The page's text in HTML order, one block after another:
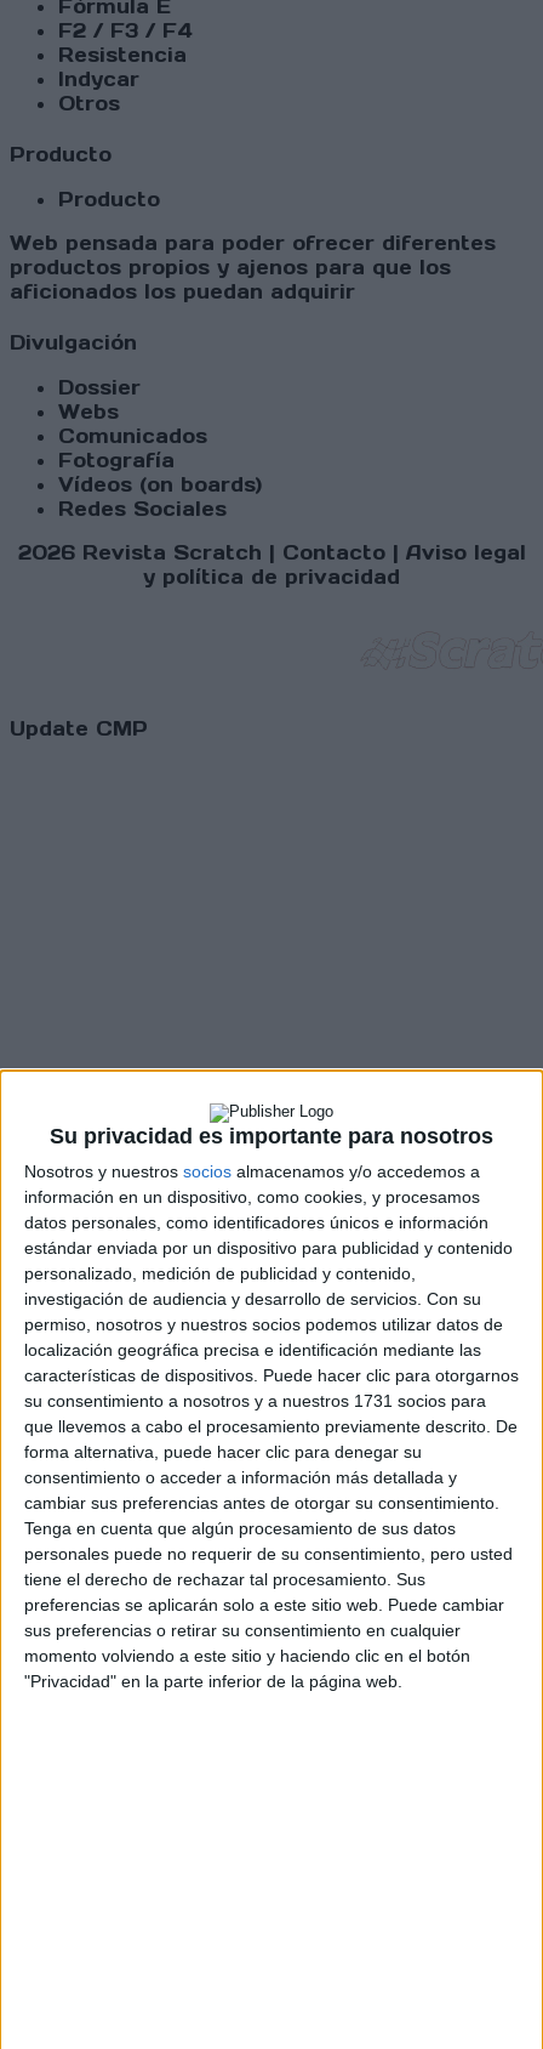
Su privacidad es importante para nosotros
Nosotros y nuestros socios almacenamos y/o accedemos a
información en un dispositivo, como cookies, y procesamos
datos personales, como identificadores únicos e información
estándar enviada por un dispositivo para publicidad y contenido
personalizado, medición de publicidad y contenido,
investigación de audiencia y desarrollo de servicios. Con su
permiso, nosotros y nuestros socios podemos utilizar datos de
localización geográfica precisa e identificación mediante las
características de dispositivos. Puede hacer clic para otorgarnos
su consentimiento a nosotros y a nuestros 1731 socios para
que llevemos a cabo el procesamiento previamente descrito. De
forma alternativa, puede hacer clic para denegar su
consentimiento o acceder a información más detallada y
cambiar sus preferencias antes de otorgar su consentimiento.
Tenga en cuenta que algún procesamiento de sus datos
personales puede no requerir de su consentimiento, pero usted
tiene el derecho de rechazar tal procesamiento. Sus
preferencias se aplicarán solo a este sitio web. Puede cambiar
sus preferencias o retirar su consentimiento en cualquier
momento volviendo a este sitio y haciendo clic en el botón
"Privacidad" en la parte inferior de la página web.
Fórmula E
F2 / F3 / F4
Resistencia
Indycar
Otros
Producto
Producto
Web pensada para poder ofrecer diferentes
productos propios y ajenos para que los
aficionados los puedan adquirir
Divulgación
Dossier
Webs
Comunicados
Fotografía
Vídeos (on boards)
Redes Sociales
2026 Revista Scratch | Contacto| Aviso legal
y política de privacidad
Update CMP